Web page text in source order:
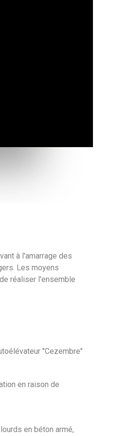
à l'amarrage des
Les moyens
réaliser l'ensemble
"Cezembre"
en raison de
en béton armé,